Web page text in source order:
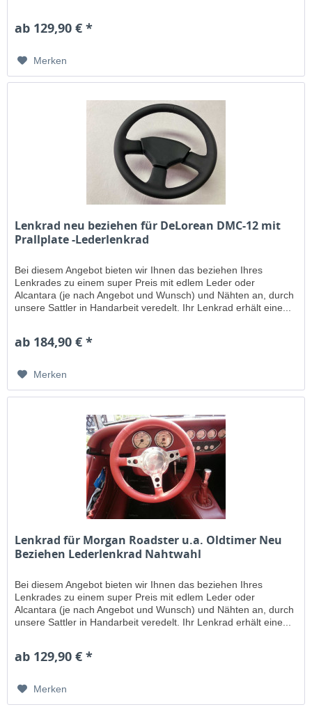
ab 129,90 € *
Merken
Lenkrad neu beziehen für DeLorean DMC-12 mit
Prallplate -Lederlenkrad
Bei diesem Angebot bieten wir Ihnen das beziehen Ihres
Lenkrades zu einem super Preis mit edlem Leder oder
Alcantara (je nach Angebot und Wunsch) und Nähten an, durch
unsere Sattler in Handarbeit veredelt. Ihr Lenkrad erhält eine...
ab 184,90 € *
Merken
Lenkrad für Morgan Roadster u.a. Oldtimer Neu
Beziehen Lederlenkrad Nahtwahl
Bei diesem Angebot bieten wir Ihnen das beziehen Ihres
Lenkrades zu einem super Preis mit edlem Leder oder
Alcantara (je nach Angebot und Wunsch) und Nähten an, durch
unsere Sattler in Handarbeit veredelt. Ihr Lenkrad erhält eine...
ab 129,90 € *
Merken